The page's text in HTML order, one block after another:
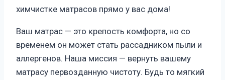
химчистке матрасов прямо у вас дома!
Ваш матрас — это крепость комфорта, но со
временем он может стать рассадником пыли и
аллергенов. Наша миссия — вернуть вашему
матрасу первозданную чистоту. Будь то мягкий